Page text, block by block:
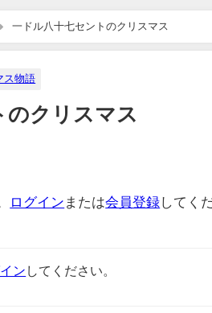
一ドル八十七セントのクリスマス
ス物語
のクリスマス
ログイン または会員登録してく
ン してください。